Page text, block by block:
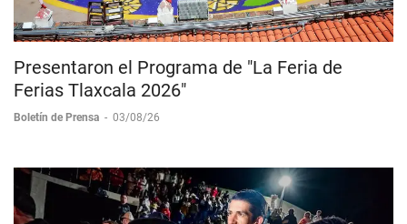
Presentaron el Programa de "La Feria de
Ferias Tlaxcala 2026"
Boletín de Prensa - 03/08/26